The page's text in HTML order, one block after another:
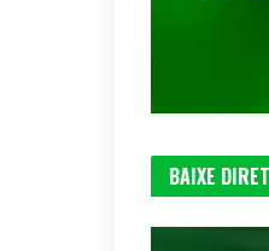
BAIXE